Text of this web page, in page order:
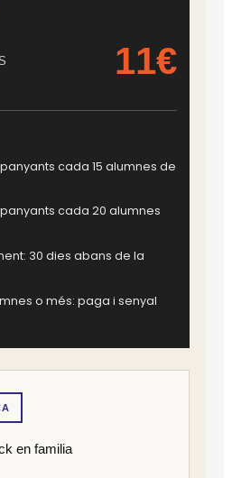
11€
cada 15 alumnes de
cada 20 alumnes
30 dies abans de la
o més: paga i senyal
en familia